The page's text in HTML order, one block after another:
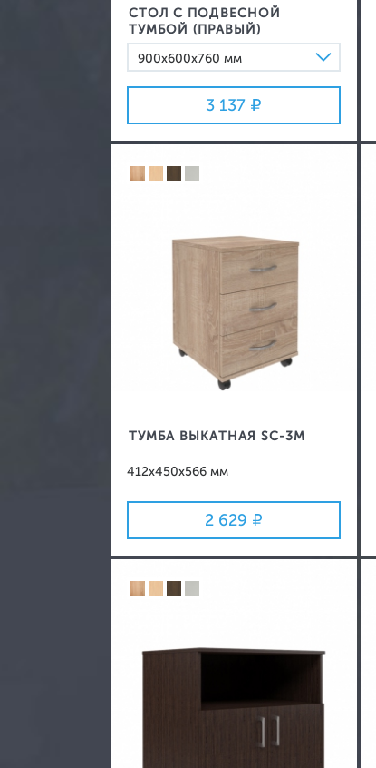
СТОЛ С ПОДВЕСНОЙ
ТУМБОЙ (ПРАВЫЙ)
900х600х760 мм
1200х600х760 мм
1400х600х760 мм
3 137
ТУМБА ВЫКАТНАЯ SC-3M
412x450x566 мм
2 629